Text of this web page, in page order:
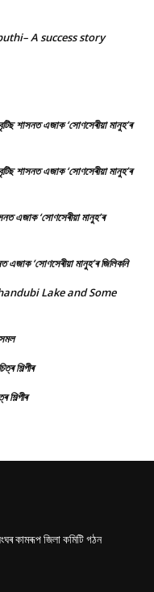
A success story
শাসনত এজাক ‘সোণসেৰীয়া মানুহ’ৰ
শাসনত এজাক ‘সোণসেৰীয়া মানুহ’ৰ
এজাক ‘সোণসেৰীয়া মানুহ’ৰ
এজাক ‘সোণসেৰীয়া মানুহ’ৰ জিলিকনি
Lake and Some
শিল্পীৰ
শিল্পীৰ
কামৰূপ জিলা কমিটি গঠন